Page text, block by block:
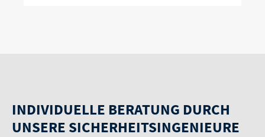
INDIVIDUELLE BERATUNG DURCH
UNSERE SICHERHEITSINGENIEURE